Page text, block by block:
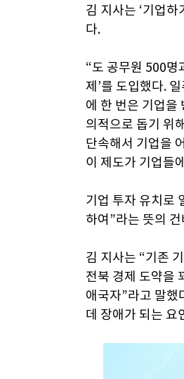
김 지사는 ‘기업
다.
“도 공무원 500명
제’를 도입했다.
에 한 번은 기업을
의적으로 돕기 위
단속해서 기업을
이 제도가 기업들
기업 투자 유치로
하여”라는 뜻의
김 지사는 “기존
전북 경제 도약을
애국자”라고 말했
데 장애가 되는 요